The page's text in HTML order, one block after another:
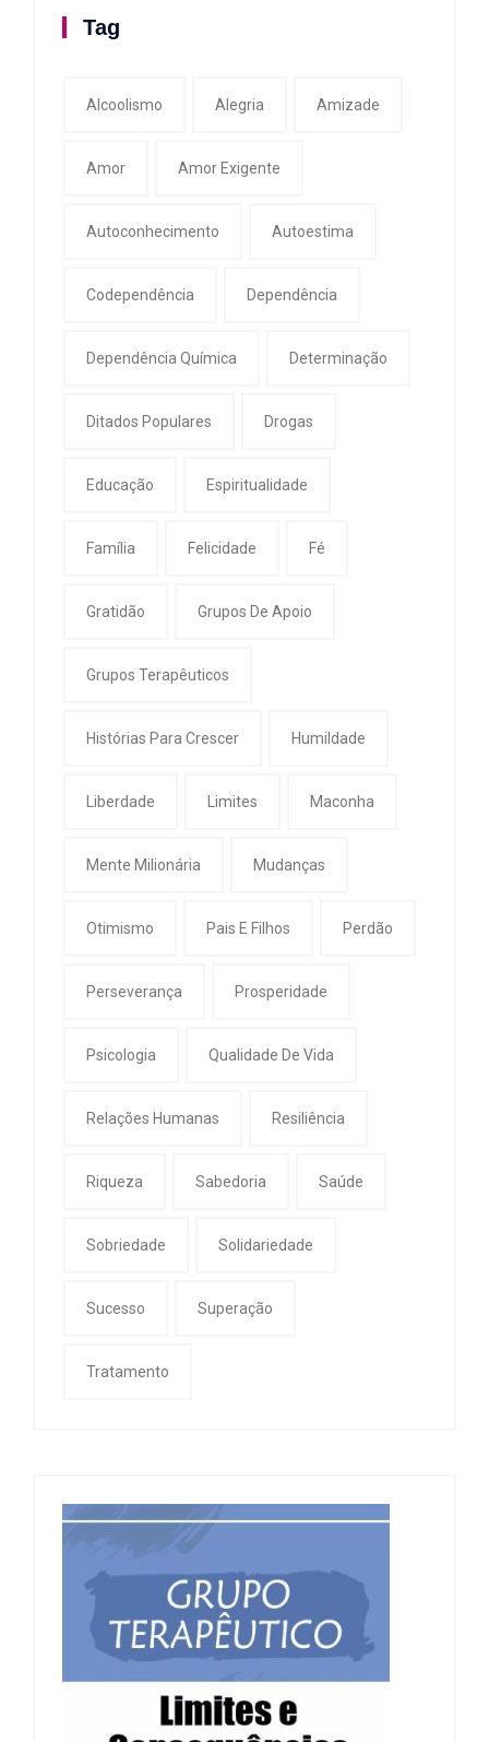
Tag
Alcoolismo Alegria Amizade
Amor Amor Exigente
Autoconhecimento Autoestima
Codependência Dependência
Dependência Química Determinação
Ditados Populares Drogas
Educação Espiritualidade
Família Felicidade Fé
Gratidão Grupos De Apoio
Grupos Terapêuticos
Histórias Para Crescer Humildade
Liberdade Limites Maconha
Mente Milionária Mudanças
Otimismo Pais E Filhos Perdão
Perseverança Prosperidade
Psicologia Qualidade De Vida
Relações Humanas Resiliência
Riqueza Sabedoria Saúde
Sobriedade Solidariedade
Sucesso Superação
Tratamento